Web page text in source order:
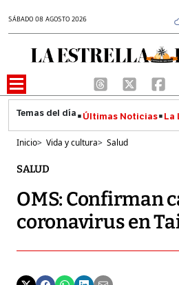
SÁBADO 08 AGOSTO 2026
Últimas Noticias La
Inicio> Vida y cultura> Salud
SALUD
OMS: Confirman
coronavirus en